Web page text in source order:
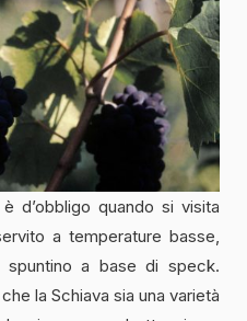
è d’obbligo quando si visita
a temperature basse,
spuntino a base di speck.
la Schiava sia una varietà